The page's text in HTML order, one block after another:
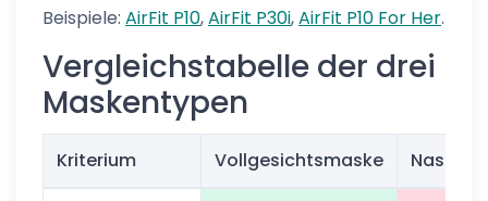
Beispiele: AirFit P10,AirFit P30i,AirFit P10 For Her.
Vergleichstabelle der drei
Maskentypen
Kriterium Vollgesichtsmaske